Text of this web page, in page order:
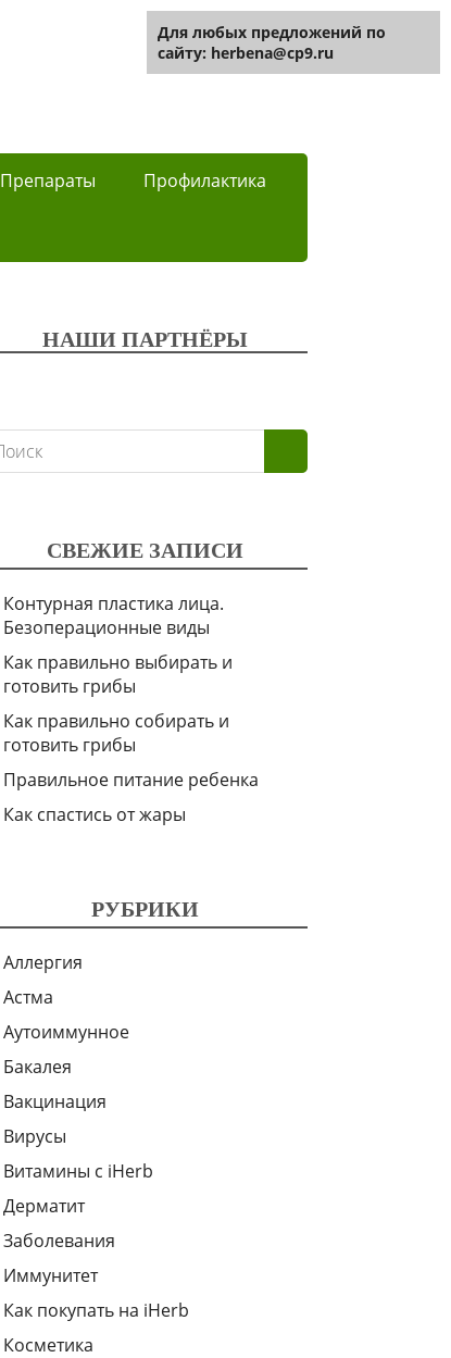
Препараты Профилактика
НАШИ ПАРТНЁРЫ
СВЕЖИЕ ЗАПИСИ
Контурная пластика лица.
Безоперационные виды
Как правильно выбирать и
готовить грибы
Как правильно собирать и
готовить грибы
Правильное питание ребенка
Как спастись от жары
РУБРИКИ
Аллергия
Астма
Аутоиммунное
Бакалея
Вакцинация
Вирусы
Витамины с iHerb
Дерматит
Заболевания
Иммунитет
Как покупать на iHerb
Косметика
Для любых предложений по
сайту: herbena@cp9.ru